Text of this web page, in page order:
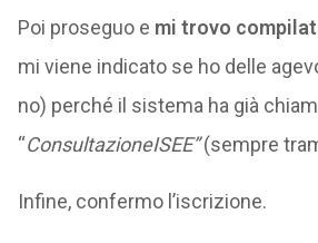
Poi proseguo e mi trovo
mi viene indicato se ho delle
no) perché il sistema ha già
“ConsultazioneISEE”(sempre
Infine, confermo l’iscrizione.